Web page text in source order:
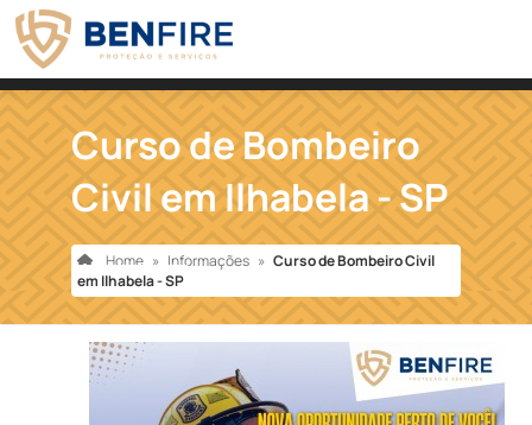
Curso de Bombeiro
Civil em Ilhabela - SP
Home » Informações » Curso de Bombeiro Civil
em Ilhabela - SP